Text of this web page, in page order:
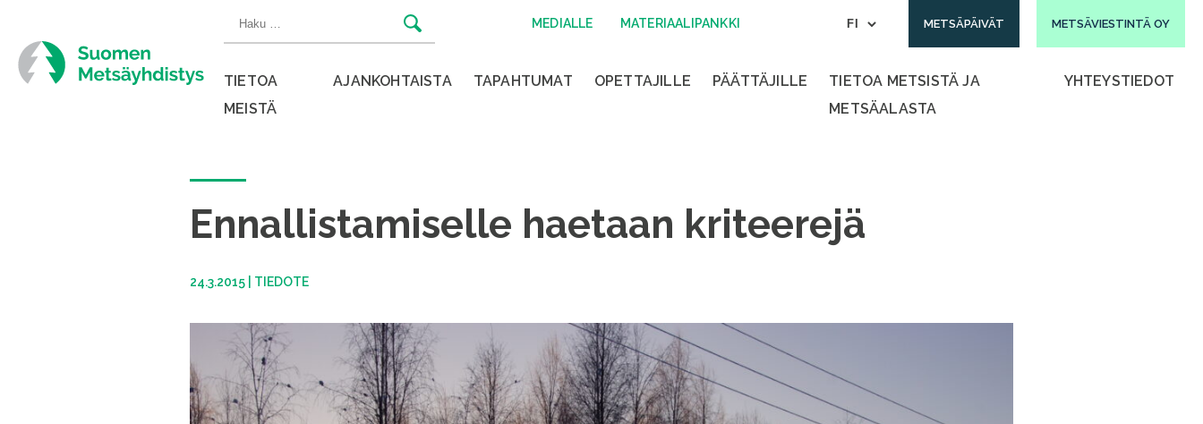
sisältöön
Haku: MEDIALLE MATERIAALIPANKKI METSÄPÄIVÄT METSÄVIESTINTÄ OY
TIETOA
MEISTÄ
AJANKOHTAISTA TAPAHTUMAT OPETTAJILLE PÄÄTTÄJILLE
TIETOA METSISTÄ JA
METSÄALASTA
YHTEYSTIEDOT
Ennallistamiselle haetaan kriteerejä
24.3.2015 TIEDOTE